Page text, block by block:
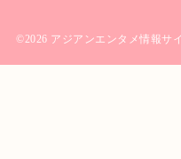
©2026 アジアンエンタメ情報サ